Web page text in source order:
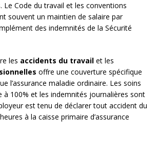
Le Code du travail et les conventions
souvent un maintien de salaire par
des indemnités de la Sécurité
les accidents du travail et les
offre une couverture spécifique
l’assurance maladie ordinaire. Les soins
à 100% et les indemnités journalières sont
est tenu de déclarer tout accident du
à la caisse primaire d’assurance